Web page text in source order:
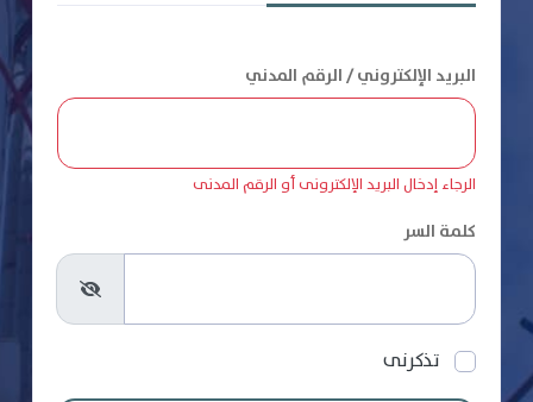
البريد الإلكتروني / الرقم المدني
الرجاء إدخال البريد الإلكترونى أو الرقم المدنى
كلمة السر
تذكرنى